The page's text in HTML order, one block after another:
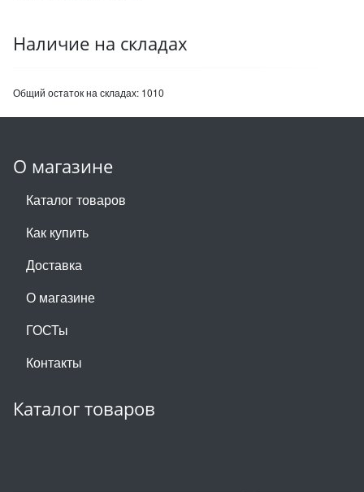
Наличие на складах
Общий остаток на складах: 1010
О магазине
Каталог товаров
Как купить
Доставка
О магазине
ГОСТы
Контакты
Каталог товаров